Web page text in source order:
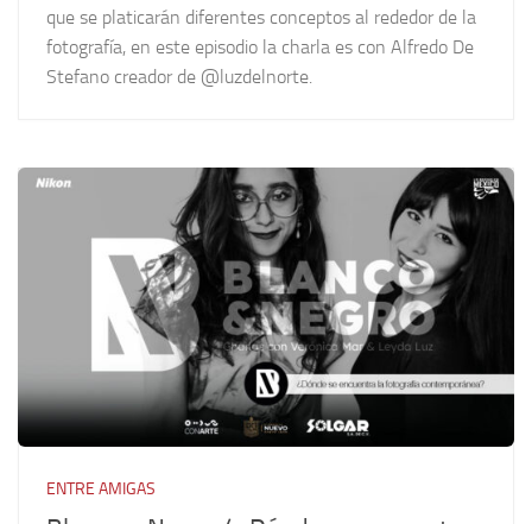
que se platicarán diferentes conceptos al rededor de la
fotografía, en este episodio la charla es con Alfredo De
Stefano creador de @luzdelnorte.
ENTRE AMIGAS